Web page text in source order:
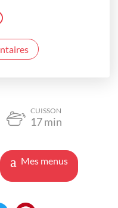
CUISSON
17min
Mes menus